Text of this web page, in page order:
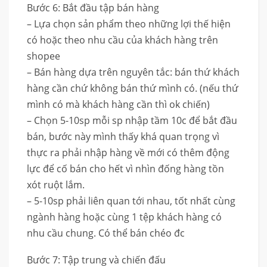
Bước 6: Bắt đầu tập bán hàng
– Lựa chọn sản phẩm theo những lợi thế hiện
có hoặc theo nhu cầu của khách hàng trên
shopee
– Bán hàng dựa trên nguyên tắc: bán thứ khách
hàng cần chứ không bán thứ mình có. (nếu thứ
mình có mà khách hàng cần thì ok chiến)
– Chọn 5-10sp mỗi sp nhập tầm 10c để bắt đầu
bán, bước này mình thấy khá quan trọng vì
thực ra phải nhập hàng về mới có thêm động
lực để cố bán cho hết vì nhìn đống hàng tồn
xót ruột lắm.
– 5-10sp phải liên quan tới nhau, tốt nhất cùng
ngành hàng hoặc cùng 1 tệp khách hàng có
nhu cầu chung. Có thể bán chéo đc
Bước 7: Tập trung và chiến đấu